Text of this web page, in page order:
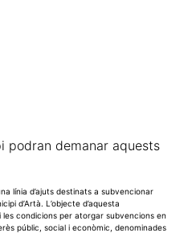
podran demanar aquests
línia d’ajuts destinats a subvencionar
d’Artà. L’objecte d’aquesta
condicions per atorgar subvencions en
públic, social i econòmic, denominades